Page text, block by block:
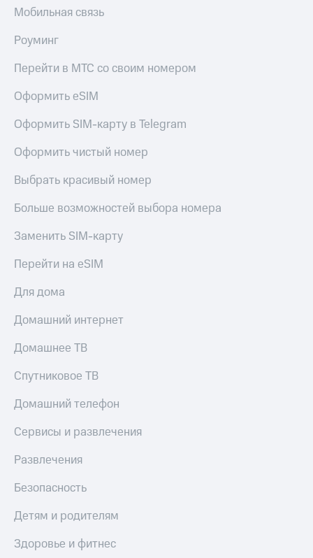
облигаций
Реквизиты
Контакты
развитие
деловая этика
На главную
Мобильная связь
Роуминг
Перейти в МТС со своим номером
Оформить eSIM
Оформить SIM-карту в Telegram
Оформить чистый номер
Выбрать красивый номер
Больше возможностей выбора номера
Заменить SIM-карту
Перейти на eSIM
Для дома
Домашний интернет
Домашнее ТВ
Спутниковое ТВ
Домашний телефон
Сервисы и развлечения
Развлечения
Безопасность
Детям и родителям
Здоровье и фитнес